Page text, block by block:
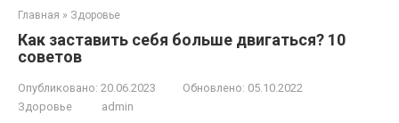
Главная » Здоровье
Как заставить себя больше двигаться? 10
советов
Опубликовано: 20.06.2023 Обновлено: 05.10.2022
Здоровье
admin